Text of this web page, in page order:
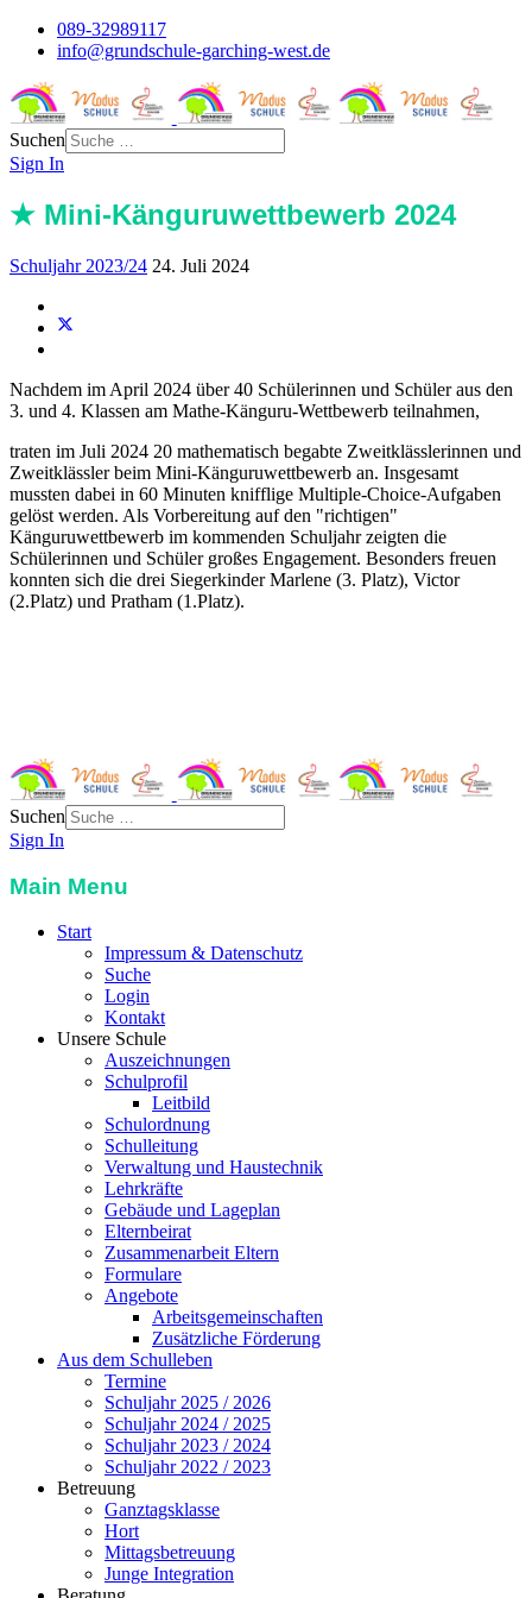
089-32989117
info@grundschule-garching-west.de
Suchen
Sign In
★ Mini-Känguruwettbewerb 2024
Schuljahr 2023/24 24. Juli 2024
Nachdem im April 2024 über 40 Schülerinnen und Schüler aus den
3. und 4. Klassen am Mathe-Känguru-Wettbewerb teilnahmen,
traten im Juli 2024 20 mathematisch begabte Zweitklässlerinnen und
Zweitklässler beim Mini-Känguruwettbewerb an. Insgesamt
mussten dabei in 60 Minuten knifflige Multiple-Choice-Aufgaben
gelöst werden. Als Vorbereitung auf den "richtigen"
Känguruwettbewerb im kommenden Schuljahr zeigten die
Schülerinnen und Schüler großes Engagement. Besonders freuen
konnten sich die drei Siegerkinder Marlene (3. Platz), Victor
(2.Platz) und Pratham (1.Platz).
Suchen
Sign In
Main Menu
Start
Impressum & Datenschutz
Suche
Login
Kontakt
Unsere Schule
Auszeichnungen
Schulprofil
Leitbild
Schulordnung
Schulleitung
Verwaltung und Haustechnik
Lehrkräfte
Gebäude und Lageplan
Elternbeirat
Zusammenarbeit Eltern
Formulare
Angebote
Arbeitsgemeinschaften
Zusätzliche Förderung
Aus dem Schulleben
Termine
Schuljahr 2025 / 2026
Schuljahr 2024 / 2025
Schuljahr 2023 / 2024
Schuljahr 2022 / 2023
Betreuung
Ganztagsklasse
Hort
Mittagsbetreuung
Junge Integration